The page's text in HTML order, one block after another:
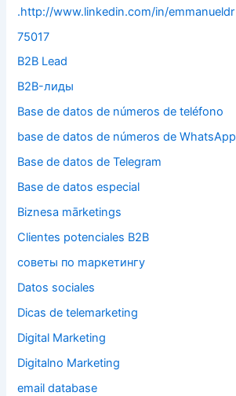
.http://www.linkedin.com/in/emmanueldr
75017
B2B Lead
B2B-лиды
Base de datos de números de teléfono
base de datos de números de WhatsApp
Base de datos de Telegram
Base de datos especial
Biznesa mārketings
Clientes potenciales B2B
cоветы по mаркетингу
Datos sociales
Dicas de telemarketing
Digital Marketing
Digitalno Marketing
email database